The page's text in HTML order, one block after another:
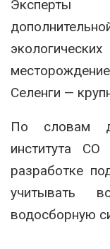
Эксперты
Селенги —
По словам
института
разработке
учитывать
водосборную